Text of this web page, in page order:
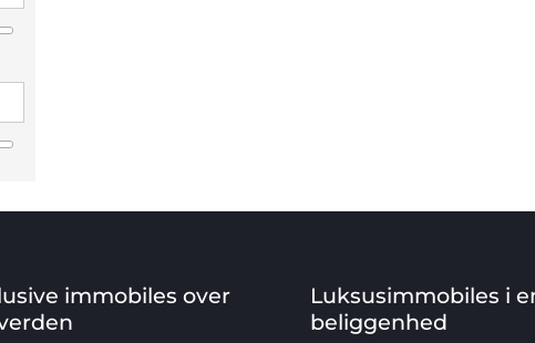
immobiles over
Luksusimmobiles i
beliggenhed